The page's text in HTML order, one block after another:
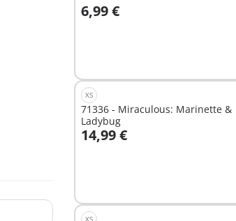
6,99 €
In den Warenkorb
XS
71336 - Miraculous: Marinette &
Ladybug
14,99 €
In den Warenkorb
XS